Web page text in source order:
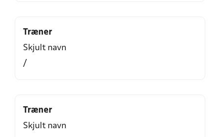
Træner
Skjult navn
/
Træner
Skjult navn